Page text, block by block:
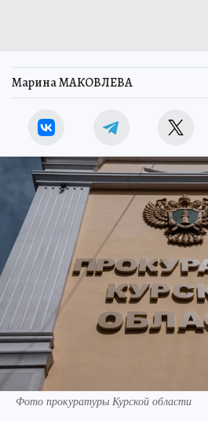
Марина МАКОВЛЕВА
Фото прокуратуры Курской области